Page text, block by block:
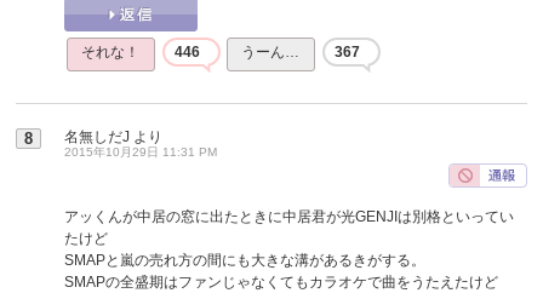
それな！ 446 うーん… 367
8 名無しだJ より
2015年10月29日 11:31 PM
アッくんが中居の窓に出たときに中居君が光GENJIは別格といってい
たけど
SMAPと嵐の売れ方の間にも大きな溝があるきがする。
SMAPの全盛期はファンじゃなくてもカラオケで曲をうたえたけど